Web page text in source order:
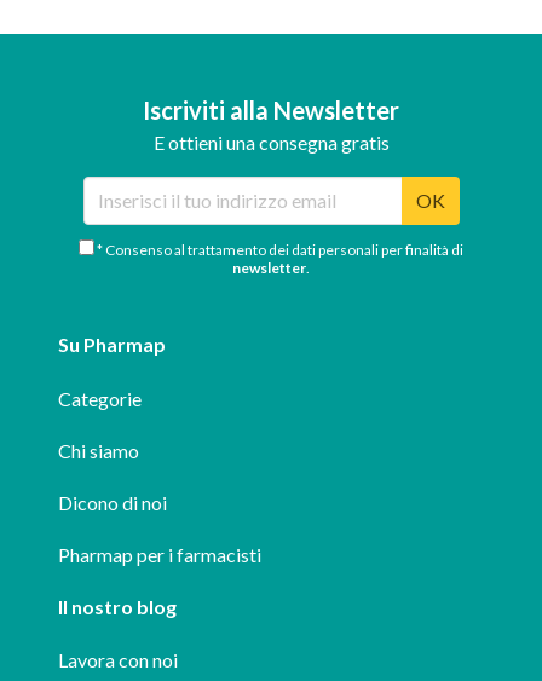
Iscriviti alla Newsletter
E ottieni una consegna gratis
OK
* Consenso al trattamento dei dati personali per finalità di
newsletter
Su Pharmap
Categorie
Chi siamo
Dicono di noi
Pharmap per i farmacisti
Il nostro blog
Lavora con noi